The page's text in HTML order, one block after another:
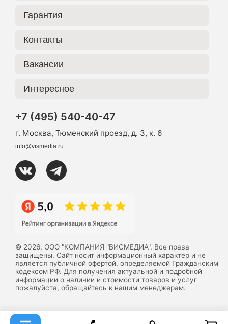
Гарантия
Контакты
Вакансии
Интересное
+7 (495) 540-40-47
г. Москва, Тюменский проезд, д. 3, к. 6
info@vismedia.ru
© 2026, ООО "КОМПАНИЯ "ВИСМЕДИА". Все права
защищены. Сайт носит информационный характер и не
является публичной офертой, определяемой Гражданским
кодексом РФ. Для получения актуальной и подробной
информации о наличии и стоимости товаров и услуг
пожалуйста, обращайтесь к нашим менеджерам.